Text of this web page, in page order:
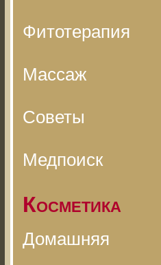
Фитотерапия
Массаж
Советы
Медпоиск
Косметика
Домашняя